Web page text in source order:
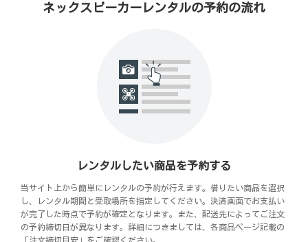
ネックスピーカーレンタルの予約の流れ
レンタルしたい商品を予約する
当サイト上から簡単にレンタルの予約が行えます。借りたい商品を選択
し、レンタル期間と受取場所を指定してください。決済画面でお支払い
が完了した時点で予約が確定となります。また、配送先によってご注文
の予約締切日が異なります。詳細につきましては、各商品ページ記載の